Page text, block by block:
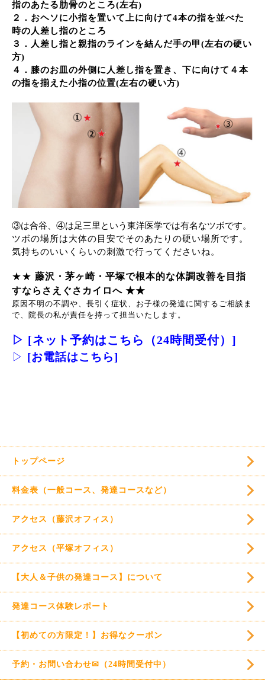
指のあたる肋骨のところ(左右)
２．おヘソに小指を置いて上に向けて4本の指を並べた
時の人差し指のところ
３．人差し指と親指のラインを結んだ手の甲(左右の硬い
方)
４．膝のお皿の外側に人差し指を置き、下に向けて４本
の指を揃えた小指の位置(左右の硬い方)
③は合谷、④は足三里という東洋医学では有名なツボです。
ツボの場所は大体の目安でそのあたりの硬い場所です。
気持ちのいいくらいの刺激で行ってくださいね。
★★ 藤沢・茅ヶ崎・平塚で根本的な体調改善を目指
すならさえぐさカイロへ ★★
原因不明の不調や、長引く症状、お子様の発達に関するご相談ま
で、院長の私が責任を持って担当いたします。
▷ [ネット予約はこちら（24時間受付）]
▷ [お電話はこちら]
トップページ
料金表（一般コース、発達コースなど）
アクセス（藤沢オフィス）
アクセス（平塚オフィス）
【大人＆子供の発達コース】について
発達コース体験レポート
【初めての方限定！】お得なクーポン
予約・お問い合わせ✉（24時間受付中）